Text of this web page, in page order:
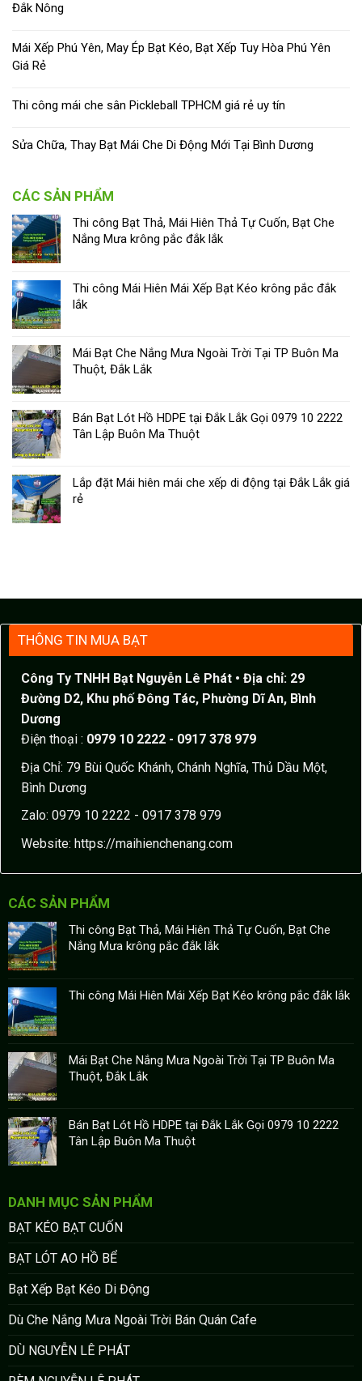
Đắk Nông
Mái Xếp Phú Yên, May Ép Bạt Kéo, Bạt Xếp Tuy Hòa Phú Yên
Giá Rẻ
Thi công mái che sân Pickleball TPHCM giá rẻ uy tín
Sửa Chữa, Thay Bạt Mái Che Di Động Mới Tại Bình Dương
CÁC SẢN PHẨM
Thi công Bạt Thả, Mái Hiên Thả Tự Cuốn, Bạt Che
Nắng Mưa krông pắc đắk lắk
Thi công Mái Hiên Mái Xếp Bạt Kéo krông pắc đắk
lắk
Mái Bạt Che Nắng Mưa Ngoài Trời Tại TP Buôn Ma
Thuột, Đắk Lắk
Bán Bạt Lót Hồ HDPE tại Đắk Lắk Gọi 0979 10 2222
Tân Lập Buôn Ma Thuột
Lắp đặt Mái hiên mái che xếp di động tại Đắk Lắk giá
rẻ
THÔNG TIN MUA BẠT
Công Ty TNHH Bạt Nguyễn Lê Phát • Địa chỉ: 29
Đường D2, Khu phố Đông Tác, Phường Dĩ An, Bình
Dương
Điện thoại : 0979 10 2222 - 0917 378 979
Địa Chỉ: 79 Bùi Quốc Khánh, Chánh Nghĩa, Thủ Dầu Một,
Bình Dương
Zalo: 0979 10 2222 - 0917 378 979
Website: https://maihienchenang.com
CÁC SẢN PHẨM
Thi công Bạt Thả, Mái Hiên Thả Tự Cuốn, Bạt Che
Nắng Mưa krông pắc đắk lắk
Thi công Mái Hiên Mái Xếp Bạt Kéo krông pắc đắk lắk
Mái Bạt Che Nắng Mưa Ngoài Trời Tại TP Buôn Ma
Thuột, Đắk Lắk
Bán Bạt Lót Hồ HDPE tại Đắk Lắk Gọi 0979 10 2222
Tân Lập Buôn Ma Thuột
DANH MỤC SẢN PHẨM
BẠT KÉO BẠT CUỐN
BẠT LÓT AO HỒ BỂ
Bạt Xếp Bạt Kéo Di Động
Dù Che Nắng Mưa Ngoài Trời Bán Quán Cafe
DÙ NGUYỄN LÊ PHÁT